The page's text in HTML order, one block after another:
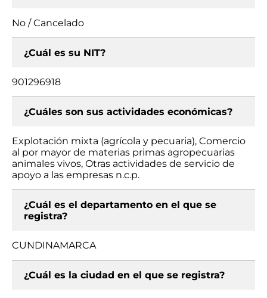
No / Cancelado
¿Cuál es su NIT?
901296918
¿Cuáles son sus actividades económicas?
Explotación mixta (agrícola y pecuaria), Comercio
al por mayor de materias primas agropecuarias
animales vivos, Otras actividades de servicio de
apoyo a las empresas n.c.p.
¿Cuál es el departamento en el que se
registra?
CUNDINAMARCA
¿Cuál es la ciudad en el que se registra?